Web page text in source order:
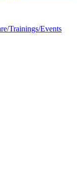
Trainings/Events